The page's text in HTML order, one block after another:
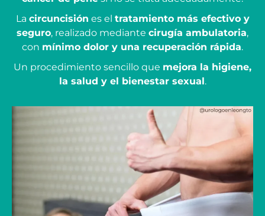
La circuncisión es el tratamiento más efectivo y
seguro, realizado mediante cirugía ambulatoria,
con mínimo dolor y una recuperación rápida.
Un procedimiento sencillo que mejora la higiene,
la salud y el bienestar sexual.